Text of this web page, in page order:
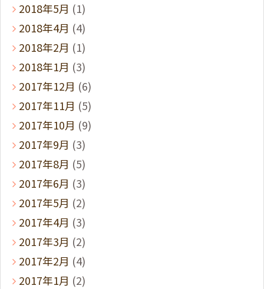
2018年5月 (1)
2018年4月 (4)
2018年2月 (1)
2018年1月 (3)
2017年12月 (6)
2017年11月 (5)
2017年10月 (9)
2017年9月 (3)
2017年8月 (5)
2017年6月 (3)
2017年5月 (2)
2017年4月 (3)
2017年3月 (2)
2017年2月 (4)
2017年1月 (2)